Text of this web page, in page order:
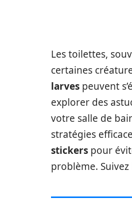
Les toilettes,
certaines
larves peuvent
explorer des
votre salle de
stratégies
stickers pour
problème.